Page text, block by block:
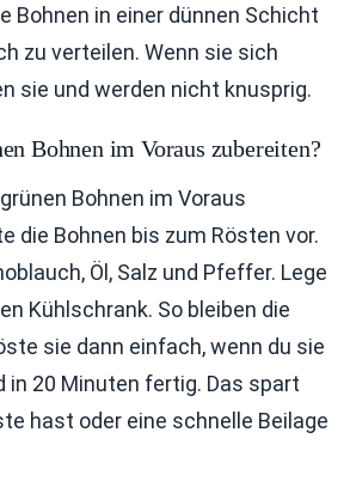
Bohnen in einer dünnen Schicht
zu verteilen. Wenn sie sich
sie und werden nicht knusprig.
Bohnen im Voraus zubereiten?
Bohnen im Voraus
die Bohnen bis zum Rösten vor.
Öl, Salz und Pfeffer. Lege
Kühlschrank. So bleiben die
sie dann einfach, wenn du sie
in 20 Minuten fertig. Das spart
hast oder eine schnelle Beilage